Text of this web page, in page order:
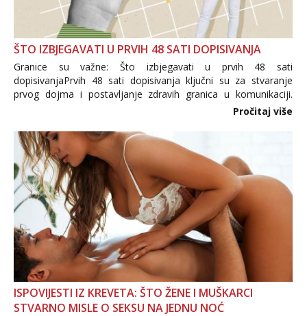
ŠTO IZBJEGAVATI U PRVIH 48 SATI DOPISIVANJA
Granice su važne: Što izbjegavati u prvih 48 sati
dopisivanjaPrvih 48 sati dopisivanja ključni su za stvaranje
prvog dojma i postavljanje zdravih granica u komunikaciji.
Važno je izbjeći prebrzo otkrivanje osobnih ili intimnih
informacija, jer nepoznata osoba još nije zaslužila to
povjerenje. Takođe...
Pročitaj više
ISPOVIJESTI IZ KREVETA: ŠTO ŽENE I MUŠKARCI
STVARNO MISLE O SEKSU NA JEDNU NOĆ